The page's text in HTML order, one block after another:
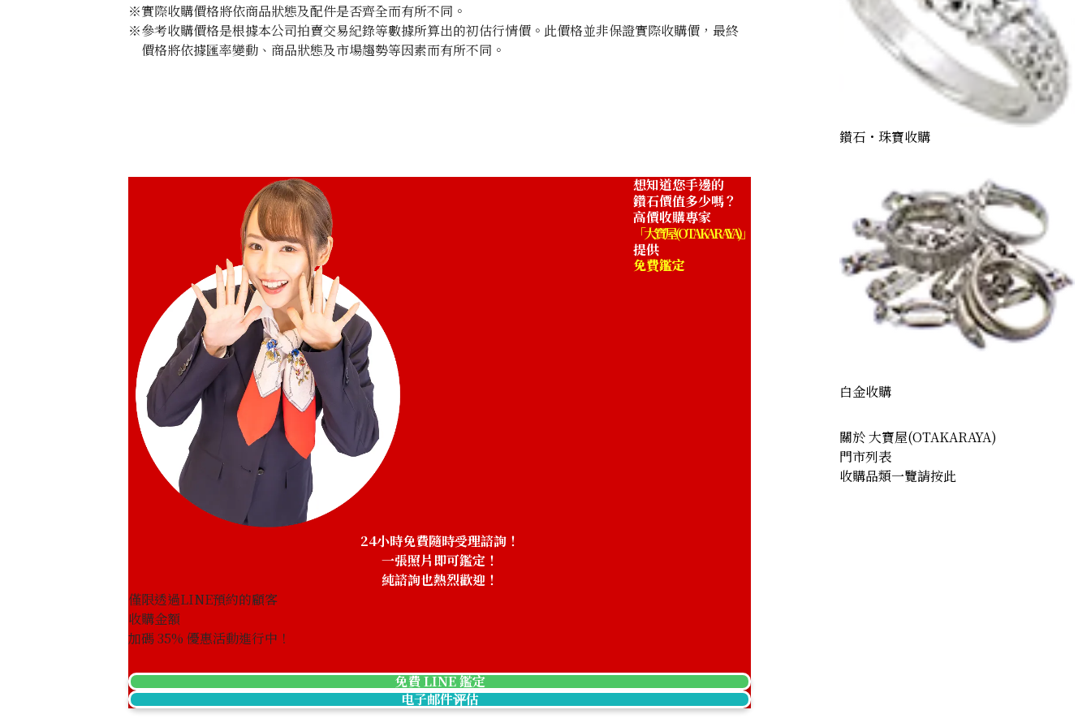
Aquamarine brooch 12.16 ct
NTD 211,135 NTD 277,726
※實際收購價格將依商品狀態及配件是否齊全而有所不同。
※參考收購價格是根據本公司拍賣交易紀錄等數據所算出的初估行情價。此價格並非保證實際收購價，最終
價格將依據匯率變動、商品狀態及市場趨勢等因素而有所不同。
想知道您手邊的
鑽石價值多少嗎？
高價收購專家
「大寶屋 (OTAKARAYA)」
提供
免費鑑定
24小時免費隨時受理諮詢！
一張照片即可鑑定！
純諮詢也熱烈歡迎！
僅限透過LINE預約的顧客
收購金額
加碼35% 優惠活動進行中！
免費 LINE 鑑定
电子邮件评估
鑽石・珠寶收購
白金收購
關於 大寶屋(OTAKARAYA)
門市列表
收購品類一覽請按此